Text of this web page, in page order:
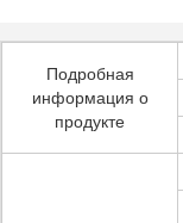
Подробная
информация о
продукте